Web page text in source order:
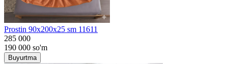
Prostin 90x200x25 sm 11611
285 000
190 000 so'm
Buyurtma